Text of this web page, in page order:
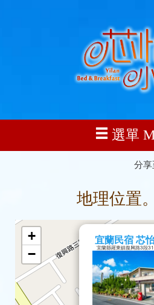
選單
分享
地理位置
宜蘭民宿 芯
宜蘭縣羅東鎮復興路3段
+
−